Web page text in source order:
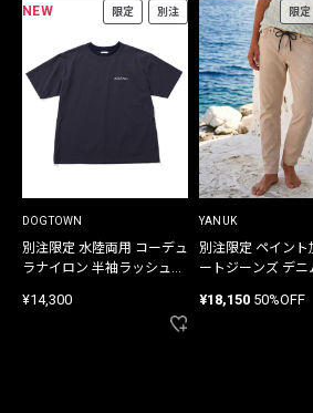
NEW 限定 別注
DOGTOWN
別注限定 水陸両用 コーデュ
ラナイロン 半袖ラッシュガ
¥14,300
限定
YANUK
別注限定 ペイント
ートジーンズ デニ
¥18,150 50%OFF